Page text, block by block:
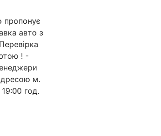
пропонує
авто з
! -
м.
год.